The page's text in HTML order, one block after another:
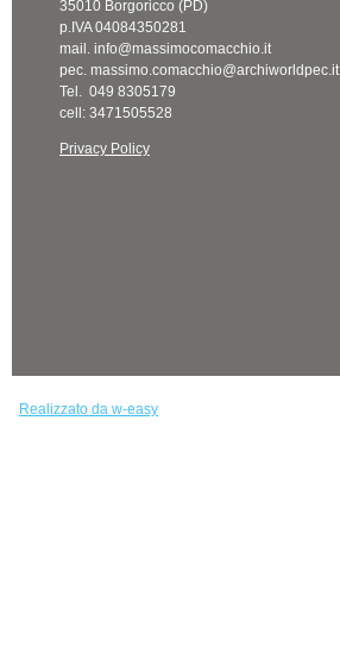
35010 Borgoricco (PD)
p.IVA 04084350281
mail. info@massimocomacchio.it
pec. massimo.comacchio@archiworldpec.it
Tel. 049 8305179
cell: 3471505528
Privacy Policy
Realizzato da w-easy